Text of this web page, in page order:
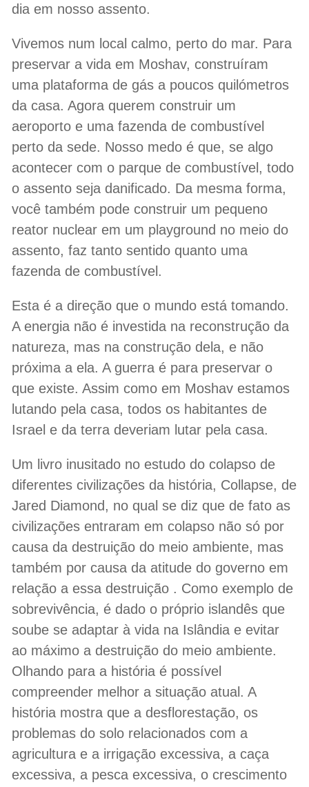
dia em nosso assento.
Vivemos num local calmo, perto do mar. Para
preservar a vida em Moshav, construíram
uma plataforma de gás a poucos quilómetros
da casa. Agora querem construir um
aeroporto e uma fazenda de combustível
perto da sede. Nosso medo é que, se algo
acontecer com o parque de combustível, todo
o assento seja danificado. Da mesma forma,
você também pode construir um pequeno
reator nuclear em um playground no meio do
assento, faz tanto sentido quanto uma
fazenda de combustível.
Esta é a direção que o mundo está tomando.
A energia não é investida na reconstrução da
natureza, mas na construção dela, e não
próxima a ela. A guerra é para preservar o
que existe. Assim como em Moshav estamos
lutando pela casa, todos os habitantes de
Israel e da terra deveriam lutar pela casa.
Um livro inusitado no estudo do colapso de
diferentes civilizações da história, Collapse, de
Jared Diamond, no qual se diz que de fato as
civilizações entraram em colapso não só por
causa da destruição do meio ambiente, mas
também por causa da atitude do governo em
relação a essa destruição . Como exemplo de
sobrevivência, é dado o próprio islandês que
soube se adaptar à vida na Islândia e evitar
ao máximo a destruição do meio ambiente.
Olhando para a história é possível
compreender melhor a situação atual. A
história mostra que a desflorestação, os
problemas do solo relacionados com a
agricultura e a irrigação excessiva, a caça
excessiva, a pesca excessiva, o crescimento